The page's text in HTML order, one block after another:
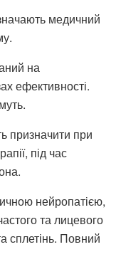
медичний
на
ефективності.
призначити при
під час
нейропатією,
та лицевого
сплетінь. Повний